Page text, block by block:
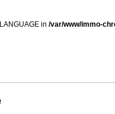
in /var/www/immo-